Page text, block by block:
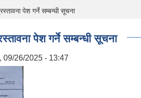
पेश गर्ने सम्बन्धी सूचना
पेश गर्ने सम्बन्धी सूचना
09/26/2025 - 13:47